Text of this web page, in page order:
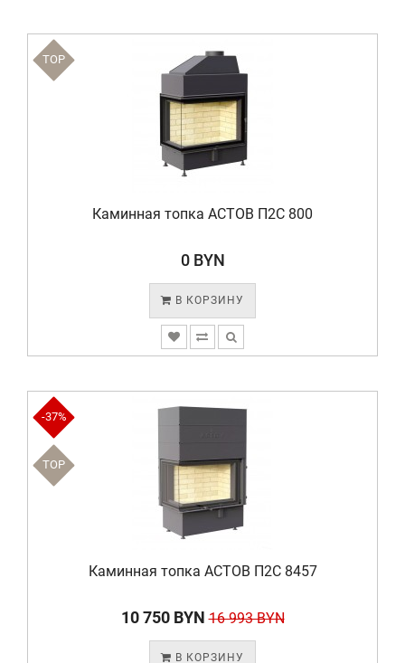
TOP
Каминная топка АСТОВ П2С 800
0 BYN
В КОРЗИНУ
-37%
TOP
Каминная топка АСТОВ П2С 8457
10 750 BYN 16 993 BYN
В КОРЗИНУ